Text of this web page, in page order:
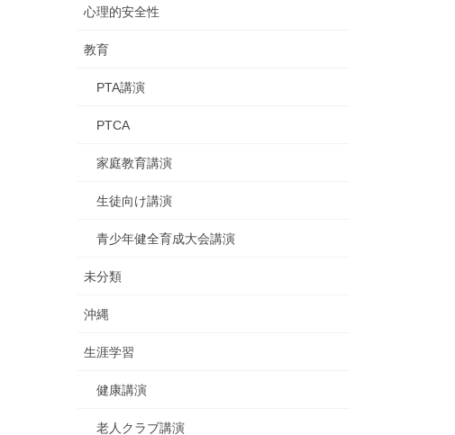
心理的安全性
教育
PTA講演
PTCA
家庭教育講演
生徒向け講演
青少年健全育成大会講演
未分類
沖縄
生涯学習
健康講演
老人クラブ講演